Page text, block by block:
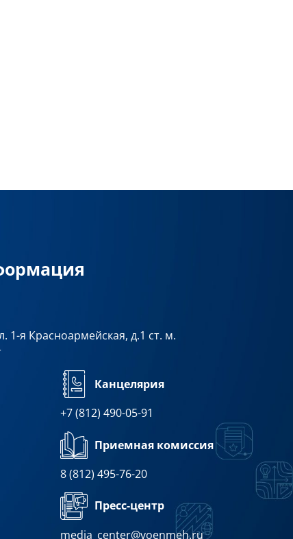
1-я Красноармейская, д.1 ст. м.
Канцелярия
+7 (812) 490-05-91
Приемная комиссия
8 (812) 495-76-20
Пресс-центр
media_center@voenmeh.ru